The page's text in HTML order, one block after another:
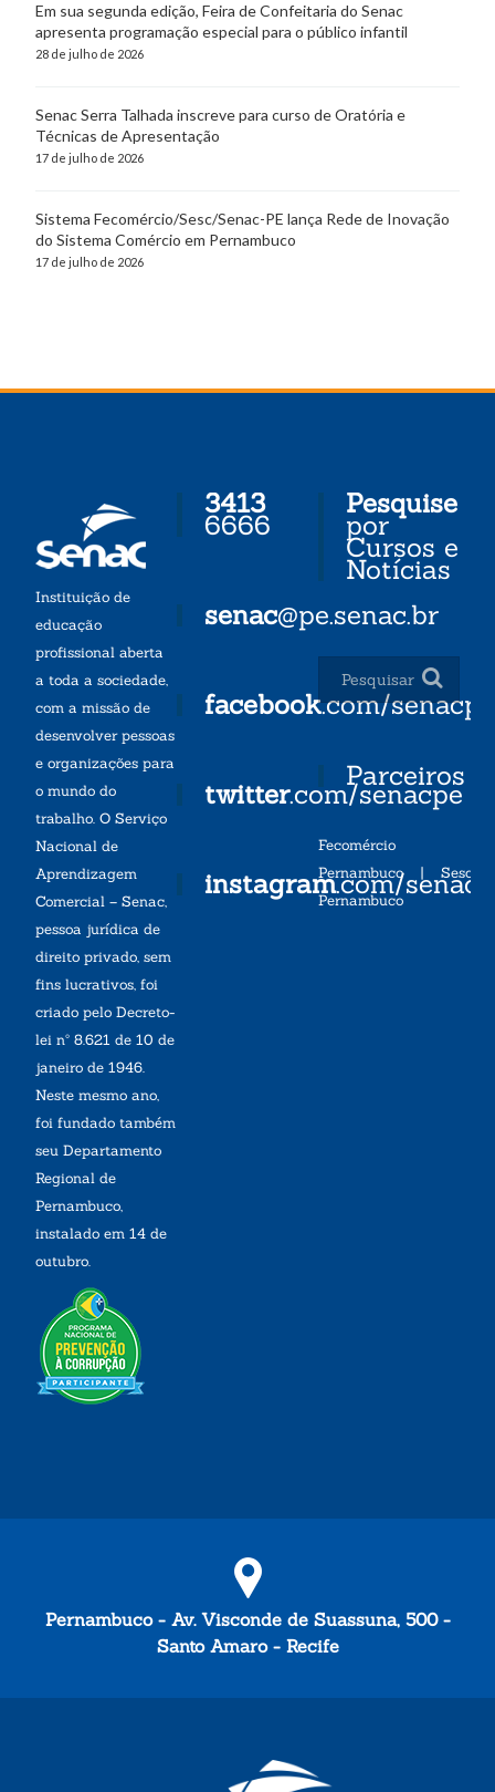
Em sua segunda edição, Feira de Confeitaria do Senac
apresenta programação especial para o público infantil
28 de julho de 2026
Senac Serra Talhada inscreve para curso de Oratória e
Técnicas de Apresentação
17 de julho de 2026
Sistema Fecomércio/Sesc/Senac-PE lança Rede de Inovação
do Sistema Comércio em Pernambuco
17 de julho de 2026
Instituição de
educação
profissional aberta
a toda a sociedade,
com a missão de
desenvolver pessoas
e organizações para
o mundo do
trabalho. O Serviço
Nacional de
Aprendizagem
Comercial – Senac,
pessoa jurídica de
direito privado, sem
fins lucrativos, foi
criado pelo Decreto-
lei nº 8.621 de 10 de
janeiro de 1946.
Neste mesmo ano,
foi fundado também
seu Departamento
Regional de
Pernambuco,
instalado em 14 de
outubro.
3413
6666
senac@pe.senac.br
facebook.com/senacpe
twitter.com/senacpe
instagram.com/
Pesquise
por
Cursos e
Notícias
Parceiros
Fecomércio
Pernambuco| Sesc
Pernambuco
Pernambuco - Av. Visconde de Suassuna, 500 -
Santo Amaro - Recife